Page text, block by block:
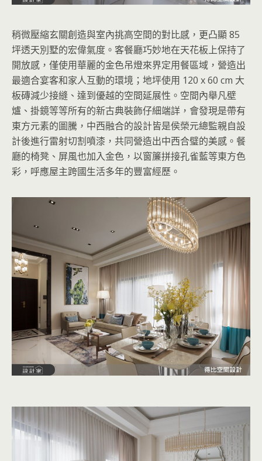
稍微壓縮玄關創造與室內挑高空間的對比感，更凸顯 85
坪透天別墅的宏偉氣度。客餐廳巧妙地在天花板上保持了
開放感，僅使用華麗的金色吊燈來界定用餐區域，營造出
最適合宴客和家人互動的環境；地坪使用 120 x 60 cm 大
板磚減少接縫、達到優越的空間延展性。空間內舉凡壁
爐、掛鏡等等所有的新古典裝飾仔細端詳，會發現是帶有
東方元素的圖騰，中西融合的設計皆是侯榮元總監親自設
計後進行雷射切割噴漆，共同營造出中西合璧的美感。餐
廳的椅凳、屏風也加入金色，以窗簾拼接孔雀藍等東方色
彩，呼應屋主跨國生活多年的豐富經歷。